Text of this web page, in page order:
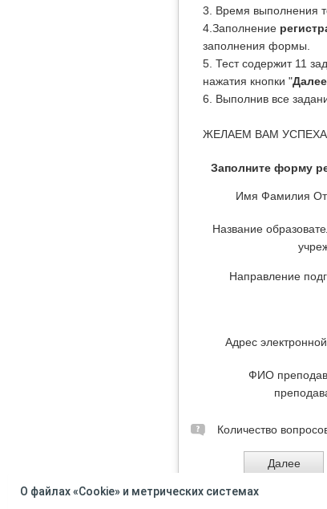
3. Время выполнения
4.Заполнение
заполнения формы.
5. Тест содержит 11
нажатия кнопки "Далее
6. Выполнив все
ЖЕЛАЕМ ВАМ
Заполните форму
Имя Фамилия
Название
Направление
Адрес
ФИО
Количество
О файлах «Cookie» и метрических системах